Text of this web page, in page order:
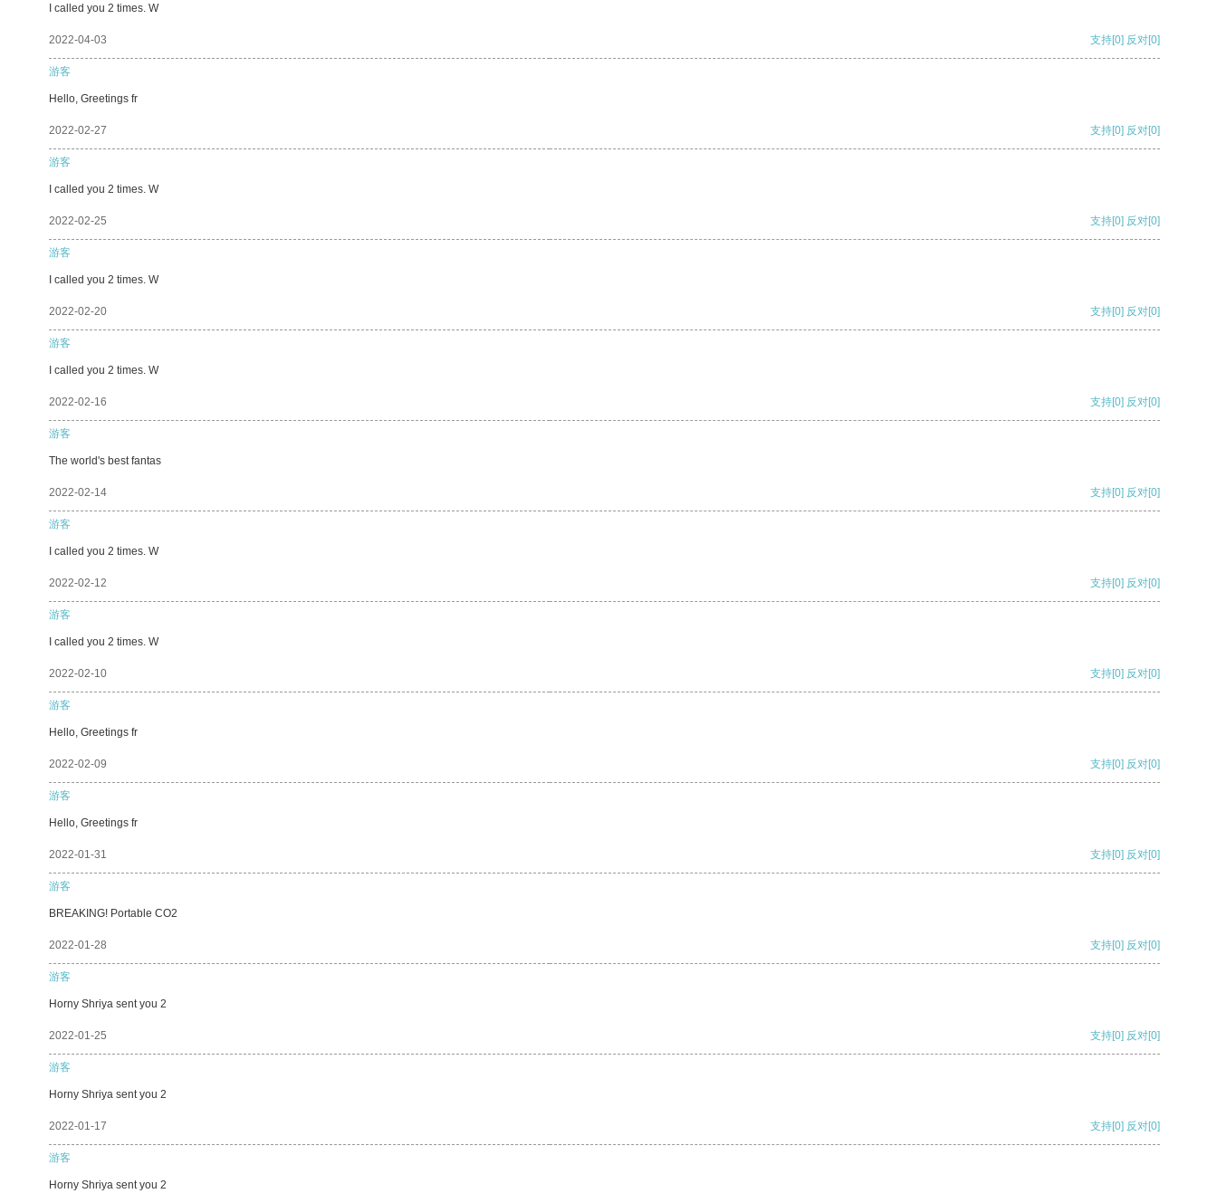
I called you 2 times. W
2022-04-03 支持[0] 反对[0]
游客
Hello, Greetings fr
2022-02-27 支持[0] 反对[0]
游客
I called you 2 times. W
2022-02-25 支持[0] 反对[0]
游客
I called you 2 times. W
2022-02-20 支持[0] 反对[0]
游客
I called you 2 times. W
2022-02-16 支持[0] 反对[0]
游客
The world's best fantas
2022-02-14 支持[0] 反对[0]
游客
I called you 2 times. W
2022-02-12 支持[0] 反对[0]
游客
I called you 2 times. W
2022-02-10 支持[0] 反对[0]
游客
Hello, Greetings fr
2022-02-09 支持[0] 反对[0]
游客
Hello, Greetings fr
2022-01-31 支持[0] 反对[0]
游客
BREAKING! Portable CO2
2022-01-28 支持[0] 反对[0]
游客
Horny Shriya sent you 2
2022-01-25 支持[0] 反对[0]
游客
Horny Shriya sent you 2
2022-01-17 支持[0] 反对[0]
游客
Horny Shriya sent you 2